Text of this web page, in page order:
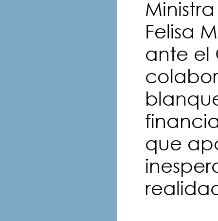
Felisa
ante el
que